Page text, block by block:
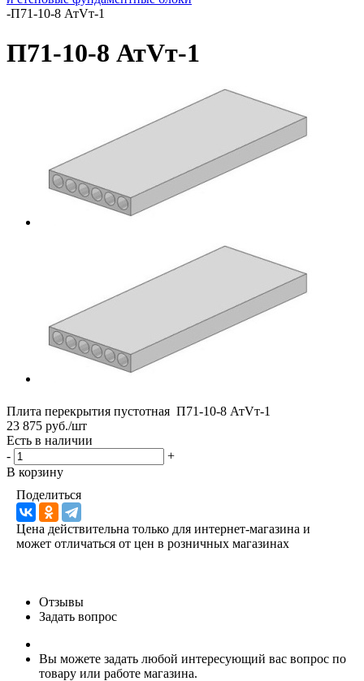
-П71-10-8 АтVт-1
П71-10-8 АтVт-1
Плита перекрытия пустотная П71-10-8 АтVт-1
23 875 руб./шт
Есть в наличии
-
+
В корзину
Поделиться
Цена действительна только для интернет-магазина и
может отличаться от цен в розничных магазинах
Отзывы
Задать вопрос
Вы можете задать любой интересующий вас вопрос по
товару или работе магазина.